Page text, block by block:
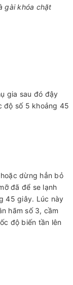
gài khóa chặt
gia sau đó đậy
độ số 5 khoảng 45
dừng hẳn bỏ
đã để se lạnh
45 giây. Lúc này
hãm số 3, cầm
độ biến tần lên